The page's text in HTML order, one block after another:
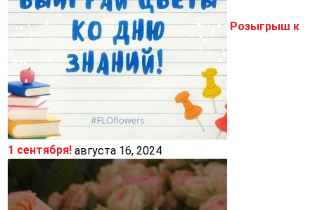
Розыгрыш к
1 сентября! августа 16, 2024